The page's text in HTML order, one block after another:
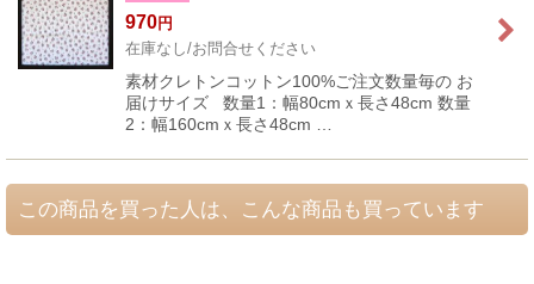
970円
在庫なし/お問合せください
素材クレトンコットン100%ご注文数量毎の お
届けサイズ 数量1：幅80cmｘ長さ48cm 数量
2：幅160cmｘ長さ48cm …
この商品を買った人は、こんな商品も買っています